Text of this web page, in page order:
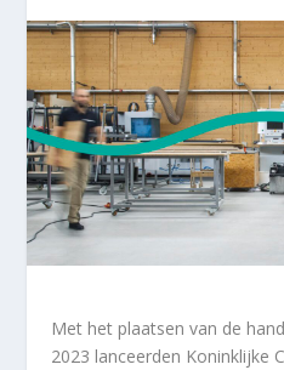
Met het plaatsen van de
2023 lanceerden Koninklijke